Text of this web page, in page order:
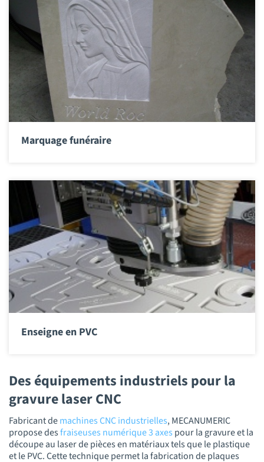
Marquage funéraire
Enseigne en PVC
Des équipements industriels pour la
gravure laser CNC
Fabricant demachines CNC industrielles, MECANUMERIC
propose desfraiseuses numérique 3 axes pour la gravure et la
découpe au laser de pièces en matériaux tels que le plastique
et le PVC. Cette technique permet la fabrication de plaques